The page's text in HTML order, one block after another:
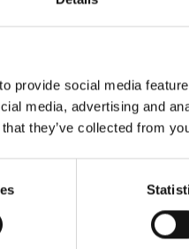
provide social media
media, advertising and
they’ve collected from
for